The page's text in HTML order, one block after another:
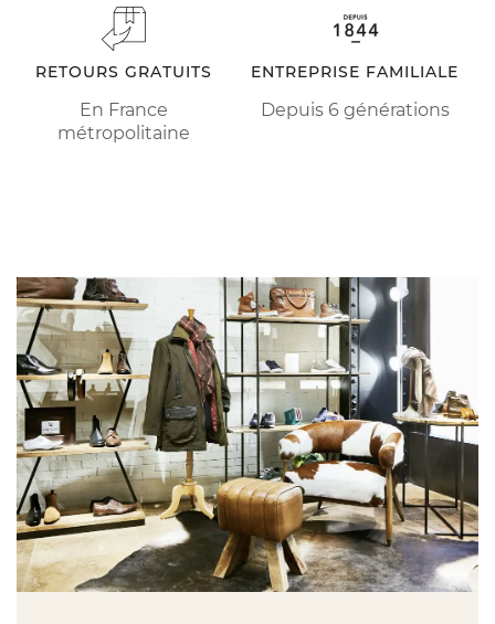
RETOURS GRATUITS
En France
métropolitaine
ENTREPRISE FAMILIALE
Depuis 6 générations